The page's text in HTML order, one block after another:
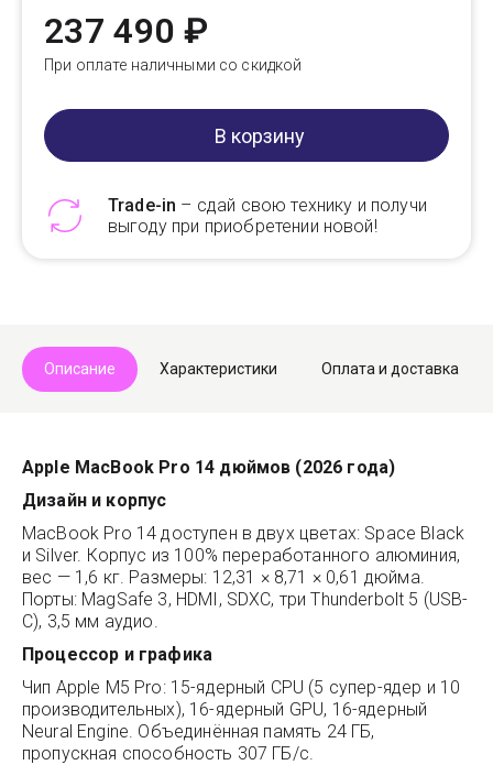
237 490 ₽
При оплате наличными со скидкой
В корзину
Trade-in – сдай свою технику и получи
выгоду при приобретении новой!
Описание Характеристики Оплата и доставка
Apple MacBook Pro 14 дюймов (2026 года)
Дизайн и корпус
MacBook Pro 14 доступен в двух цветах: Space Black
и Silver. Корпус из 100% переработанного алюминия,
вес — 1,6 кг. Размеры: 12,31 × 8,71 × 0,61 дюйма.
Порты: MagSafe 3, HDMI, SDXC, три Thunderbolt 5 (USB-
C), 3,5 мм аудио.
Процессор и графика
Чип Apple M5 Pro: 15-ядерный CPU (5 супер-ядер и 10
производительных), 16-ядерный GPU, 16-ядерный
Neural Engine. Объединённая память 24 ГБ,
пропускная способность 307 ГБ/с.